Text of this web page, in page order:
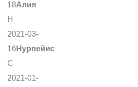
18Алия
Н
2021-03-
16 Нурпейис
С
2021-01-